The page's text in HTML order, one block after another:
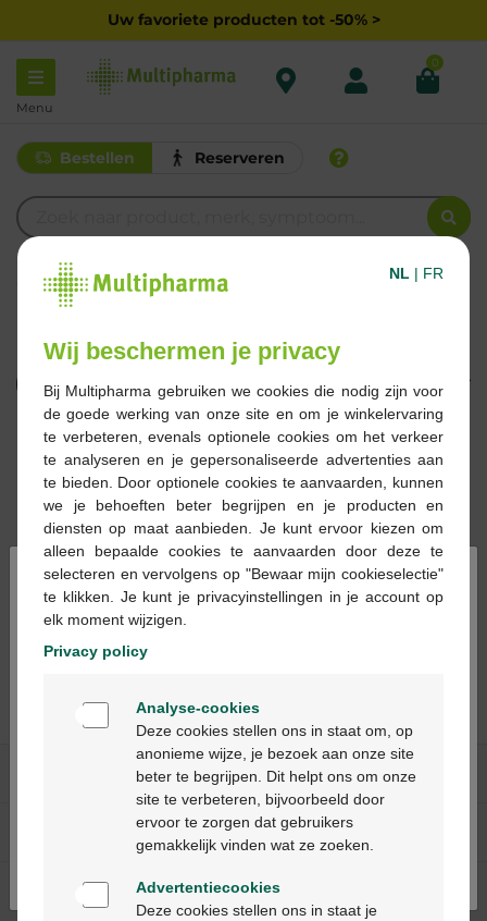
Uw favoriete producten tot -50% >
Menu
0
Bestellen Reserveren
C
CINNARIZINE
Filteren
1 Resultaten
€ 16,76
100 x 75 mg
Onze diensten
Over Multipharma
Hulp & contact
×
Bienvenue
Ga verder in het nederlands
Continuez en français
NL | FR
Wij beschermen je privacy
Bij Multipharma gebruiken we cookies die nodig zijn voor
de goede werking van onze site en om je winkelervaring
te verbeteren, evenals optionele cookies om het verkeer
te analyseren en je gepersonaliseerde advertenties aan
te bieden. Door optionele cookies te aanvaarden, kunnen
we je behoeften beter begrijpen en je producten en
diensten op maat aanbieden. Je kunt ervoor kiezen om
alleen bepaalde cookies te aanvaarden door deze te
selecteren en vervolgens op "Bewaar mijn cookieselectie"
te klikken. Je kunt je privacyinstellingen in je account op
elk moment wijzigen.
Privacy policy
Analyse-cookies
Deze cookies stellen ons in staat om, op
anonieme wijze, je bezoek aan onze site
beter te begrijpen. Dit helpt ons om onze
site te verbeteren, bijvoorbeeld door
ervoor te zorgen dat gebruikers
gemakkelijk vinden wat ze zoeken.
Advertentiecookies
Deze cookies stellen ons in staat je